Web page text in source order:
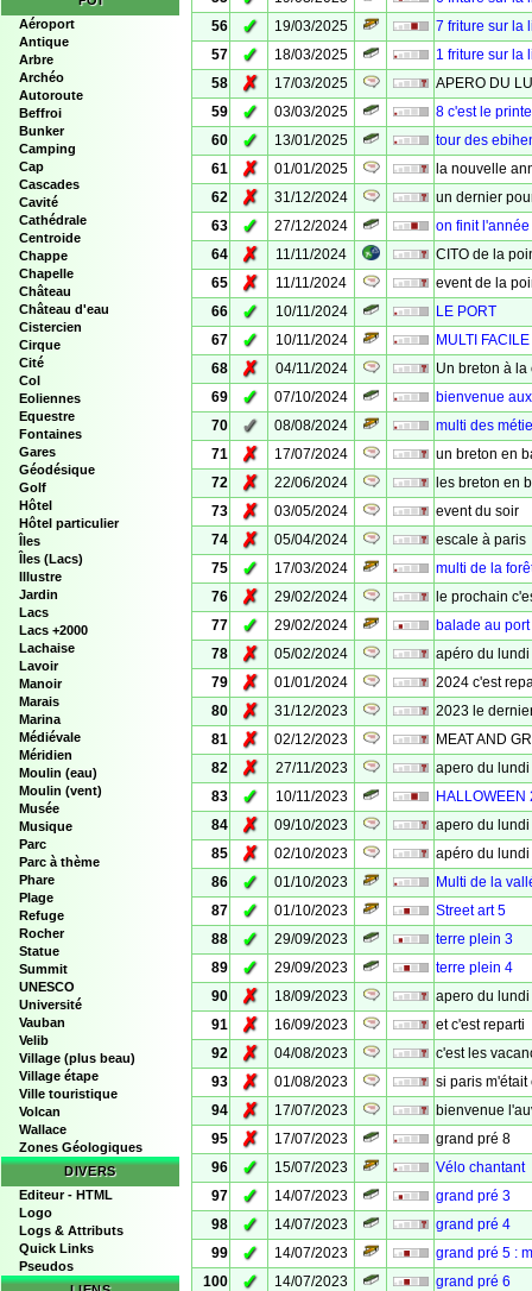
Aéroport
Antique
Arbre
Archéo
Autoroute
Beffroi
Bunker
Camping
Cap
Cascades
Cavité
Cathédrale
Centroide
Chappe
Chapelle
Château
Château d'eau
Cistercien
Cirque
Cité
Col
Eoliennes
Equestre
Fontaines
Gares
Géodésique
Golf
Hôtel
Hôtel particulier
Îles
Îles (Lacs)
Illustre
Jardin
Lacs
Lacs +2000
Lachaise
Lavoir
Manoir
Marais
Marina
Médiévale
Méridien
Moulin (eau)
Moulin (vent)
Musée
Musique
Parc
Parc à thème
Phare
Plage
Refuge
Rocher
Statue
Summit
UNESCO
Université
Vauban
Velib
Village (plus beau)
Village étape
Ville touristique
Volcan
Wallace
Zones Géologiques
DIVERS
Editeur - HTML
Logo
Logs & Attributs
Quick Links
Pseudos
56
✓ 19/03/2025
7 friture sur la
57
✓ 18/03/2025
1 friture sur la
58
✗ 17/03/2025
APERO DU
59
✓ 03/03/2025
8 c'est le
60
✓ 13/01/2025
tour des
61
✗ 01/01/2025
la nouvelle
62
✗ 31/12/2024
un dernier
63
✓ 27/12/2024
on finit l'année
64
✗ 11/11/2024
CITO de la
65
✗ 11/11/2024
event de la
66
✓ 10/11/2024
LE PORT
67
✓ 10/11/2024
MULTI
68
✗ 04/11/2024
Un breton à la
69
✓ 07/10/2024
bienvenue
70
✓ 08/08/2024
multi des
71
✗ 17/07/2024
un breton en
72
✗ 22/06/2024
les breton en
73
✗ 03/05/2024
event du soir
74
✗ 05/04/2024
escale à paris
75
✓ 17/03/2024
multi de la
76
✗ 29/02/2024
le prochain
77
✓ 29/02/2024
balade au port
78
✗ 05/02/2024
apéro du lundi
79
✗ 01/01/2024
2024 c'est
80
✗ 31/12/2023
2023 le
81
✗ 02/12/2023
MEAT AND
82
✗ 27/11/2023
apero du lundi
83
✓ 10/11/2023
HALLOWEEN
84
✗ 09/10/2023
apero du lundi
85
✗ 02/10/2023
apéro du lundi
86
✓ 01/10/2023
Multi de la
87
✓ 01/10/2023
Street art 5
88
✓ 29/09/2023
terre plein 3
89
✓ 29/09/2023
terre plein 4
90
✗ 18/09/2023
apero du lundi
91
✗ 16/09/2023
et c'est reparti
92
✗ 04/08/2023
c'est les
93
✗ 01/08/2023
si paris m'était
94
✗ 17/07/2023
bienvenue
95
✗ 17/07/2023
grand pré 8
96
✓ 15/07/2023
Vélo chantant
97
✓ 14/07/2023
grand pré 3
98
✓ 14/07/2023
grand pré 4
99
✓ 14/07/2023
grand pré 5 :
100
✓ 14/07/2023
grand pré 6